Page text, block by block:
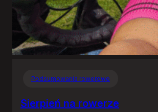
Podsumowania rowerowe
Sierpień na rowerze